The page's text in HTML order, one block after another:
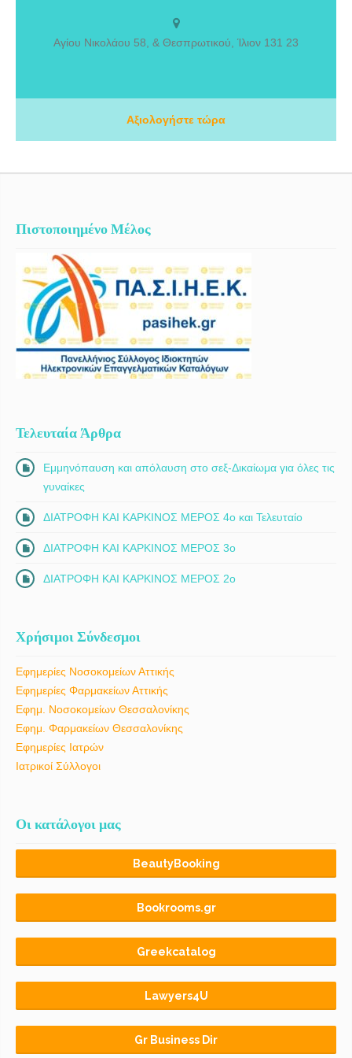
Μαθησιακών Δυσκολιών, Ψυχολογικής Υποστήριξης και
Αικατερίνης, Λογοθεραπεύτριας και Ειδικής Παιδαγωγού, το κέντρο
υποστηρικτικό περιβάλλον σε παιδιά και ενήλικες. Η φιλοσοφία μας
βασίζεται στην εξατομικευμένη προσέγγιση, τη συνεργασία με την
οικογένεια και τη συνεχή επιστημονική εξέλιξη, με στόχο τη βέλτιστη
Αγίου Νικολάου 58, & Θεσπρωτικού, Ίλιον 131 23
Αξιολογήστε τώρα
Πιστοποιημένο Μέλος
Τελευταία Άρθρα
Εμμηνόπαυση και απόλαυση στο σεξ-Δικαίωμα για όλες τις
γυναίκες
ΔΙΑΤΡΟΦΗ ΚΑΙ ΚΑΡΚΙΝΟΣ ΜΕΡΟΣ 4ο και Τελευταίο
ΔΙΑΤΡΟΦΗ ΚΑΙ ΚΑΡΚΙΝΟΣ ΜΕΡΟΣ 3ο
ΔΙΑΤΡΟΦΗ ΚΑΙ ΚΑΡΚΙΝΟΣ ΜΕΡΟΣ 2ο
Χρήσιμοι Σύνδεσμοι
Εφημερίες Νοσοκομείων Αττικής
Εφημερίες Φαρμακείων Αττικής
Εφημ. Νοσοκομείων Θεσσαλονίκης
Εφημ. Φαρμακείων Θεσσαλονίκης
Εφημερίες Ιατρών
Ιατρικοί Σύλλογοι
Οι κατάλογοι μας
BeautyBooking
Bookrooms.gr
Greekcatalog
Lawyers4U
Gr Business Dir